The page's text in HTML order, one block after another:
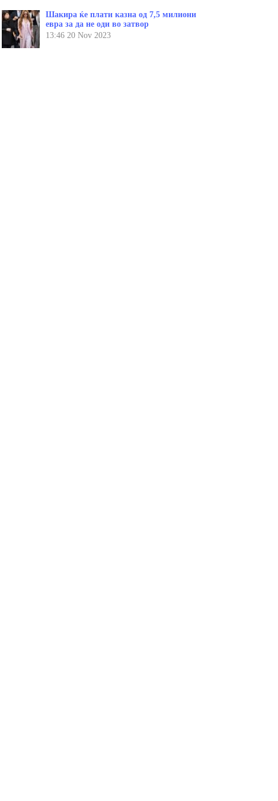
Шакира ќе плати казна од 7,5 милиони
евра за да не оди во затвор
13:46 20 Nov 2023